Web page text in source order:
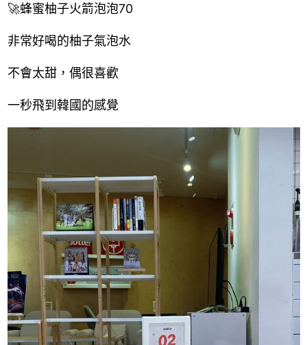
🚀蜂蜜柚子火箭泡泡70
非常好喝的柚子氣泡水
不會太甜，偶很喜歡
一秒飛到韓國的感覺